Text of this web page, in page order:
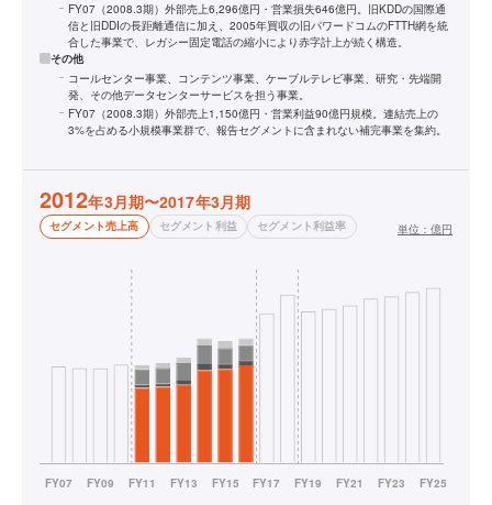
FY07（2008.3期）外部売上6,296億円・営業損失646億円。旧KDDの国際通
信と旧DDIの長距離通信に加え、2005年買収の旧パワードコムのFTTH網を統
合した事業で、レガシー固定電話の縮小により赤字計上が続く構造。
その他
コールセンター事業、コンテンツ事業、ケーブルテレビ事業、研究・先端開
発、その他データセンターサービスを担う事業。
FY07（2008.3期）外部売上1,150億円・営業利益90億円規模。連結売上の
3%を占める小規模事業群で、報告セグメントに含まれない補完事業を集約。
2012年3月期〜2017年3月期
セグメント売上高 セグメント利益 セグメント利益率 単位： 億円